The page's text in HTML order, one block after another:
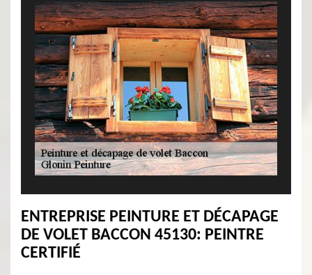
ENTREPRISE PEINTURE ET DÉCAPAGE
DE VOLET BACCON 45130: PEINTRE
CERTIFIÉ